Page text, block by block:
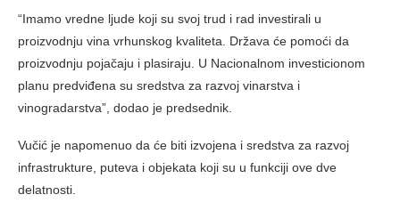
“Imamo vredne ljude koji su svoj trud i rad investirali u
proizvodnju vina vrhunskog kvaliteta. Država će pomoći da
proizvodnju pojačaju i plasiraju. U Nacionalnom investicionom
planu predviđena su sredstva za razvoj vinarstva i
vinogradarstva”, dodao je predsednik.
Vučić je napomenuo da će biti izvojena i sredstva za razvoj
infrastrukture, puteva i objekata koji su u funkciji ove dve
delatnosti.